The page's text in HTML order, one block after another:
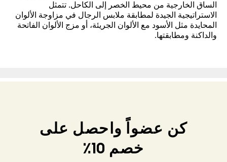
الساق الخارجية من محيط الخصر إلى الكاحل. تتمثل
الاستراتيجية الجيدة لمطابقة ملابس الرجال في مزاوجة الألوان
المحايدة مثل الأسود مع الألوان الجريئة، أو مزج الألوان الفاتحة
والداكنة ومطابقتها.
كن عضواً واحصل على
خصم 10٪